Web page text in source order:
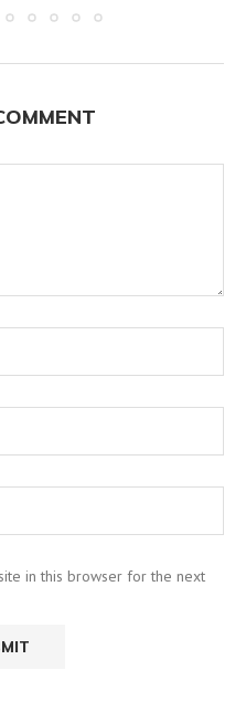
in this browser for the next